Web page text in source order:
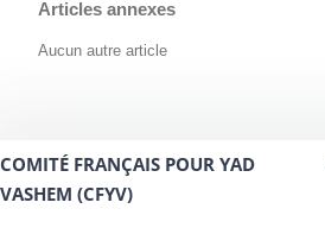
Articles annexes
Aucun autre article
COMITÉ FRANÇAIS POUR YAD
VASHEM (CFYV)